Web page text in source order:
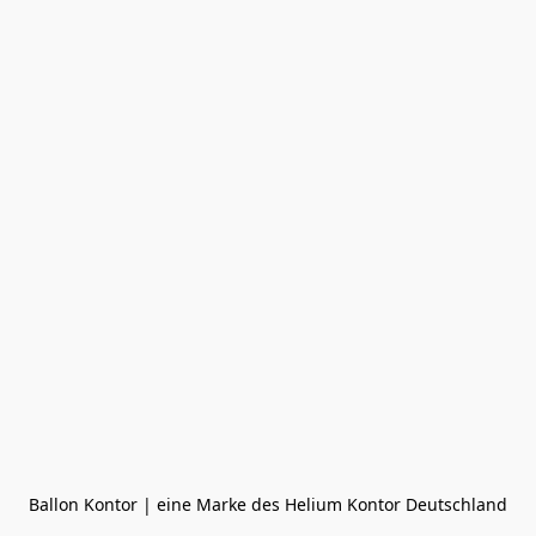
Ballon Kontor | eine Marke des Helium Kontor Deutschland